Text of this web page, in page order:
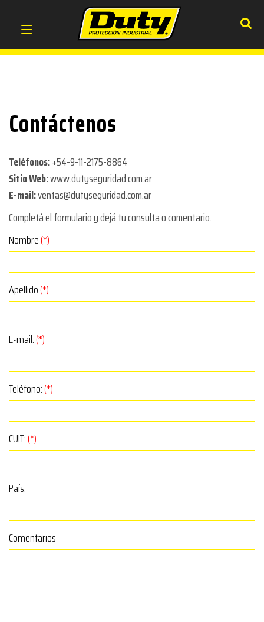
Contáctenos
Teléfonos:+54-9-11-2175-8864
Sitio Web:www.dutyseguridad.com.ar
E-mail:ventas@dutyseguridad.com.ar
Completá el formulario y dejá tu consulta o comentario.
Nombre(*)
Apellido(*)
E-mail:(*)
Teléfono:(*)
CUIT:(*)
País:
Comentarios